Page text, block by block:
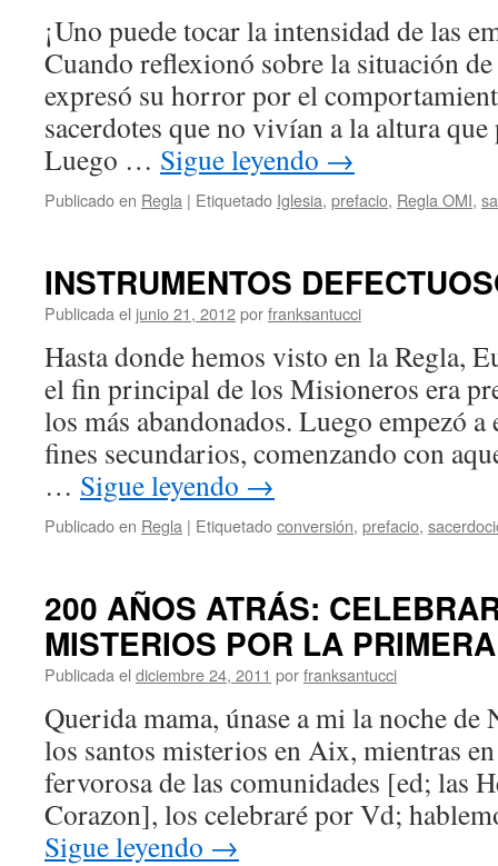
¡Uno puede tocar la intensidad de las
Cuando reflexionó sobre la situación
expresó su horror por el
sacerdotes que no vivían a la altura
Luego … Sigue leyendo →
Publicado en Regla | Etiquetado Iglesia, prefacio, Regla OMI,
INSTRUMENTOS
Publicada el junio 21, 2012porfranksantucci
Hasta donde hemos visto en la Regla,
el fin principal de los Misioneros era
los más abandonados. Luego empezó
fines secundarios, comenzando con
… Sigue leyendo →
Publicado en Regla | Etiquetadoconversión, prefacio,
200 AÑOS ATRÁS:
MISTERIOS POR LA
Publicada el diciembre 24, 2011 porfranksantucci
Querida mama, únase a mi la noche de
los santos misterios en Aix, mientras
fervorosa de las comunidades [ed; las
Corazon], los celebraré por Vd;
Sigue leyendo →